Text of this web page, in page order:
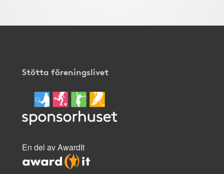
Stötta föreningslivet
En del av AwardIt